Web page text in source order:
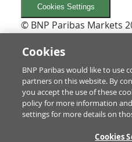
Cookies Settings
© BNP Paribas Markets
Newsletters
Glossaire
RECHTLICHES
Conditions d'utilisation/
Prospectus &
Cookies
BNP Paribas would like to use
partners on this website. By
you accept the use of these
policy for more information
settings for more details on
Cookies